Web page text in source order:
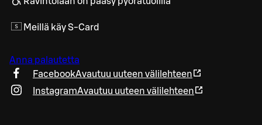
Meillä käy S-Card
Anna palautetta
FacebookAvautuu uuteen välilehteen
InstagramAvautuu uuteen välilehteen